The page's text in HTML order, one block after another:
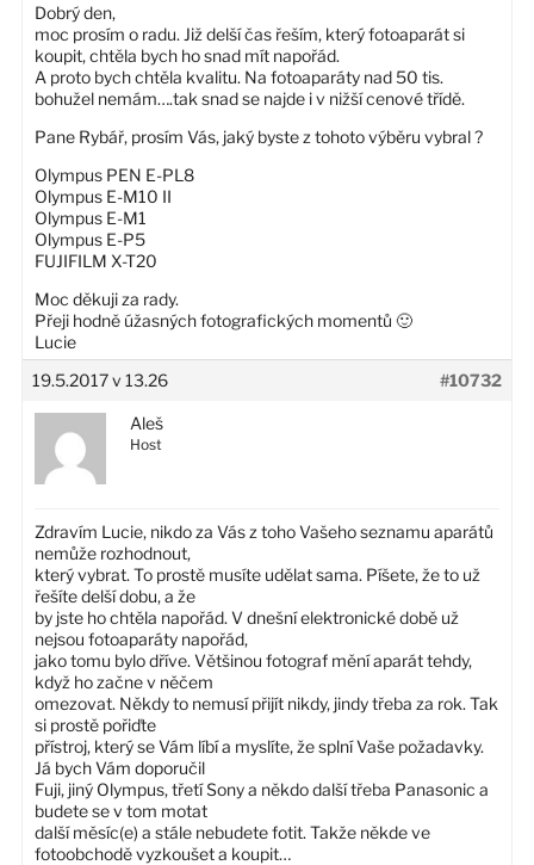
Dobrý den,
moc prosím o radu. Již delší čas řeším, který fotoaparát si
koupit, chtěla bych ho snad mít napořád.
A proto bych chtěla kvalitu. Na fotoaparáty nad 50 tis.
bohužel nemám….tak snad se najde i v nižší cenové třídě.
Pane Rybář, prosím Vás, jaký byste z tohoto výběru vybral ?
Olympus PEN E-PL8
Olympus E-M10 II
Olympus E-M1
Olympus E-P5
FUJIFILM X-T20
Moc děkuji za rady.
Přeji hodně úžasných fotografických momentů 🙂
Lucie
19.5.2017 v 13.26
#10732
Aleš
Host
Zdravím Lucie, nikdo za Vás z toho Vašeho seznamu aparátů
nemůže rozhodnout,
který vybrat. To prostě musíte udělat sama. Píšete, že to už
řešíte delší dobu, a že
by jste ho chtěla napořád. V dnešní elektronické době už
nejsou fotoaparáty napořád,
jako tomu bylo dříve. Většinou fotograf mění aparát tehdy,
když ho začne v něčem
omezovat. Někdy to nemusí přijít nikdy, jindy třeba za rok. Tak
si prostě pořiďte
přístroj, který se Vám líbí a myslíte, že splní Vaše požadavky.
Já bych Vám doporučil
Fuji, jiný Olympus, třetí Sony a někdo další třeba Panasonic a
budete se v tom motat
další měsíc(e) a stále nebudete fotit. Takže někde ve
fotoobchodě vyzkoušet a koupit…